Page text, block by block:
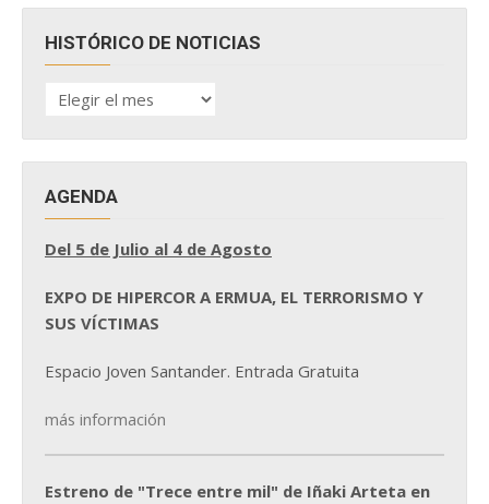
HISTÓRICO DE NOTICIAS
HISTÓRICO
DE
AGENDA
Del 5 de Julio al 4 de Agosto
EXPO DE HIPERCOR A ERMUA, EL TERRORISMO Y
SUS VÍCTIMAS
Espacio Joven Santander. Entrada Gratuita
más información
Estreno de "Trece entre mil" de Iñaki Arteta en